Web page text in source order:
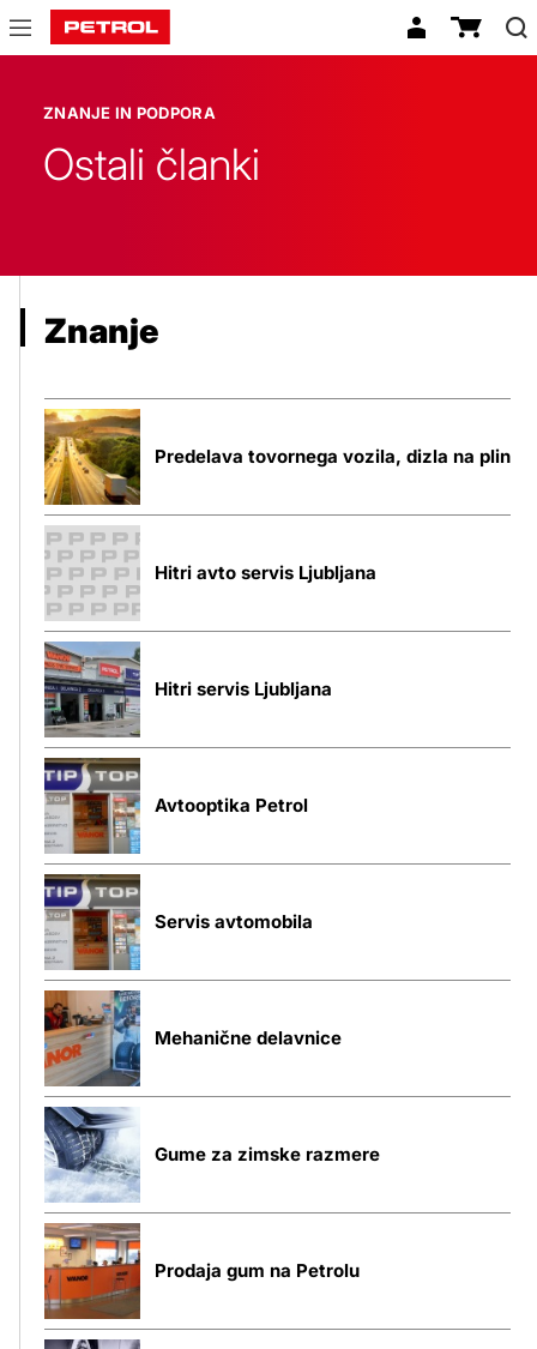
Znanje
podpora
ZNANJE IN PODPORA
Ostali članki
Znanje
Predelava tovornega vozila, dizla na plin
Hitri avto servis Ljubljana
Hitri servis Ljubljana
Avtooptika Petrol
Servis avtomobila
Mehanične delavnice
Gume za zimske razmere
Prodaja gum na Petrolu